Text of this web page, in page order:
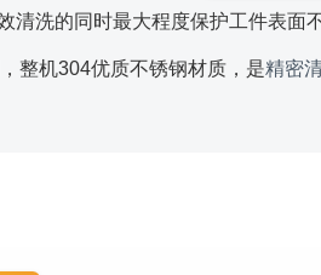
清洗的同时最大程度保护工件表面
整机304优质不锈钢材质，是精密